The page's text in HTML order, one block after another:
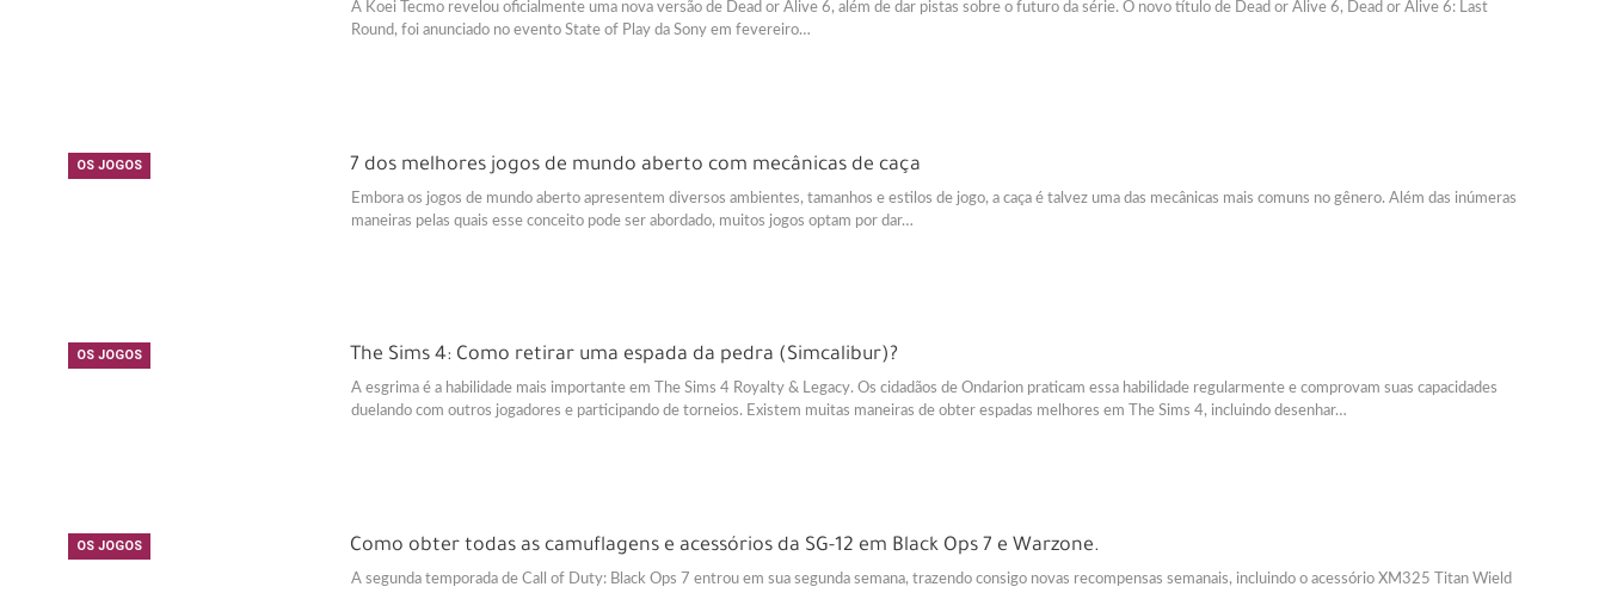
A Koei Tecmo revelou oficialmente uma nova versão de Dead or Alive 6, além de dar pistas sobre o futuro da série. O novo título de Dead or Alive 6, Dead or Alive 6: Last
Round, foi anunciado no evento State of Play da Sony em fevereiro…
OS JOGOS 7 dos melhores jogos de mundo aberto com mecânicas de caça
Embora os jogos de mundo aberto apresentem diversos ambientes, tamanhos e estilos de jogo, a caça é talvez uma das mecânicas mais comuns no gênero. Além das inúmeras
maneiras pelas quais esse conceito pode ser abordado, muitos jogos optam por dar…
OS JOGOS The Sims 4: Como retirar uma espada da pedra (Simcalibur)?
A esgrima é a habilidade mais importante em The Sims 4 Royalty & Legacy. Os cidadãos de Ondarion praticam essa habilidade regularmente e comprovam suas capacidades
duelando com outros jogadores e participando de torneios. Existem muitas maneiras de obter espadas melhores em The Sims 4, incluindo desenhar…
OS JOGOS Como obter todas as camuflagens e acessórios da SG-12 em Black Ops 7 e Warzone.
A segunda temporada de Call of Duty: Black Ops 7 entrou em sua segunda semana, trazendo consigo novas recompensas semanais, incluindo o acessório XM325 Titan Wield